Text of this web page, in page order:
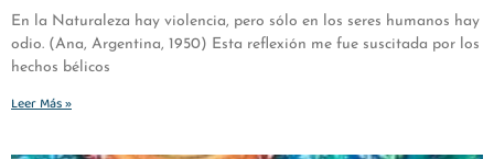
En la Naturaleza hay violencia, pero sólo en los seres humanos hay
odio. (Ana, Argentina, 1950) Esta reflexión me fue suscitada por los
hechos bélicos
Leer Más »